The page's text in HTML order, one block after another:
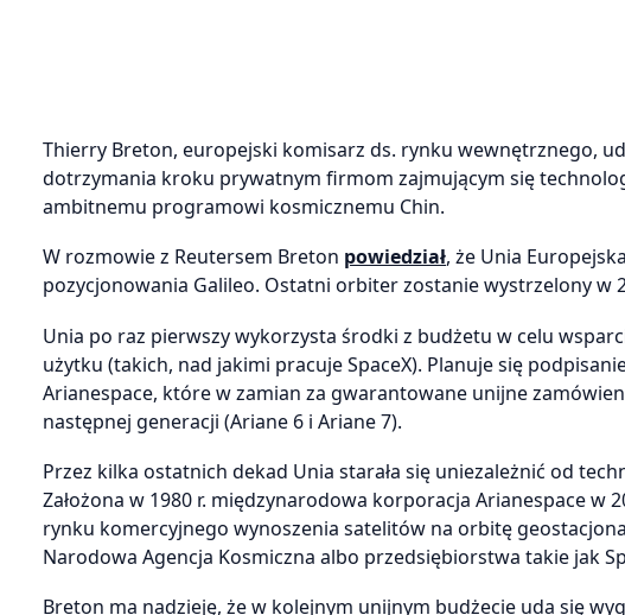
Thierry Breton, europejski komisarz ds. rynku wewnętrznego,
dotrzymania kroku prywatnym firmom zajmującym się
ambitnemu programowi kosmicznemu Chin.
W rozmowie z Reutersem Breton powiedział, że Unia
pozycjonowania Galileo. Ostatni orbiter zostanie wystrzelony w
Unia po raz pierwszy wykorzysta środki z budżetu w celu
użytku (takich, nad jakimi pracuje SpaceX). Planuje się
Arianespace, które w zamian za gwarantowane unijne
następnej generacji (Ariane 6 i Ariane 7).
Przez kilka ostatnich dekad Unia starała się uniezależnić od
Założona w 1980 r. międzynarodowa korporacja Arianespace w
rynku komercyjnego wynoszenia satelitów na orbitę
Narodowa Agencja Kosmiczna albo przedsiębiorstwa takie jak
Breton ma nadzieję, że w kolejnym unijnym budżecie uda się